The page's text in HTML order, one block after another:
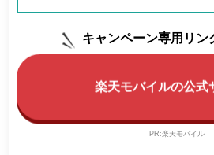
キャンペーン専用リン
楽天モバイルの公式
PR:楽天モバイル